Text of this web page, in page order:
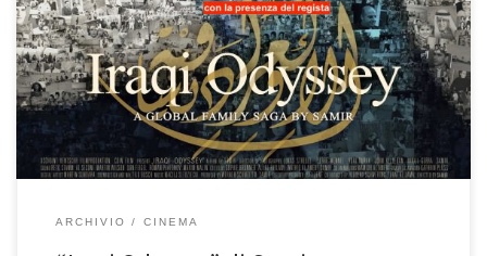
ARCHIVIO CINEMA